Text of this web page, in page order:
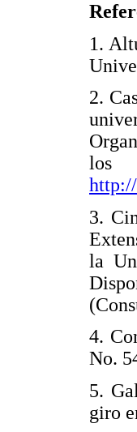
1.
2.
los
3.
la
4.
No.
5.
giro